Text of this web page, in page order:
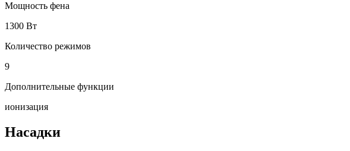
Мощность фена
1300 Вт
Количество режимов
9
Дополнительные функции
ионизация
Насадки